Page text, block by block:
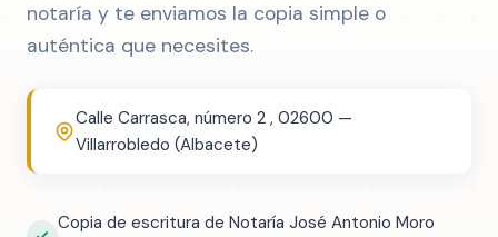
notaría y te enviamos la copia simple o
auténtica que necesites.
Calle Carrasca, número 2 , 02600 —
Villarrobledo (Albacete)
Copia de escritura de Notaría José Antonio Moro